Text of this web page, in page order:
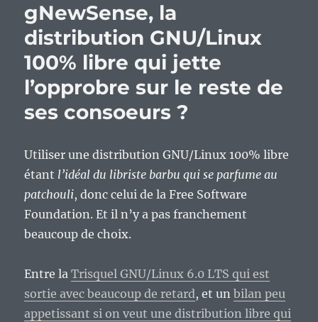
gNewSense, la
distribution GNU/Linux
100% libre qui jette
l’opprobre sur le reste de
ses consoeurs ?
Utiliser une distribution GNU/Linux 100% libre
étant l’idéal du libriste barbu qui se parfume au
patchouli, donc celui de la Free Software
Foundation. Et il n’y a pas franchement
beaucoup de choix.
Entre laTrisquel GNU/Linux 6.0 LTS qui est
sortie avec beaucoup de retard, et unbilan peu
appetissant si on veut une distribution libre qui